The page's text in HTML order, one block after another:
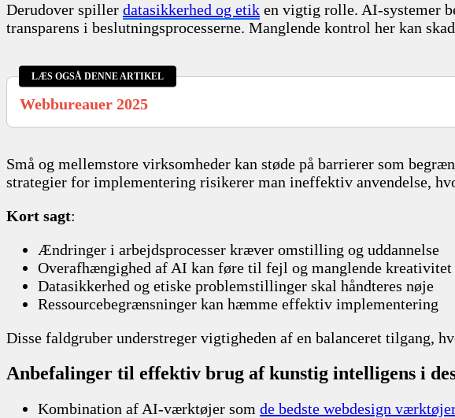
Derudover spiller datasikkerhed og etik en vigtig rolle. AI-systemer
transparens i beslutningsprocesserne. Manglende kontrol her kan
LÆS OGSÅ DENNE ARTIKEL
Webbureauer 2025
Små og mellemstore virksomheder kan støde på barrierer som
strategier for implementering risikerer man ineffektiv anvendelse,
Kort sagt:
Ændringer i arbejdsprocesser kræver omstilling og uddannelse
Overafhængighed af AI kan føre til fejl og manglende kreativitet
Datasikkerhed og etiske problemstillinger skal håndteres nøje
Ressourcebegrænsninger kan hæmme effektiv implementering
Disse faldgruber understreger vigtigheden af en balanceret tilgang,
Anbefalinger til effektiv brug af kunstig intelligens i
Kombination af AI-værktøjer som de bedste webdesign